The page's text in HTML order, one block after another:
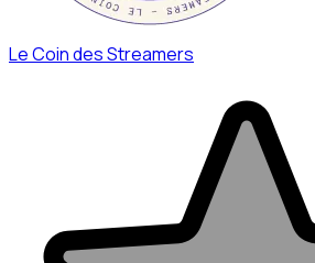
Le Coin des Streamers